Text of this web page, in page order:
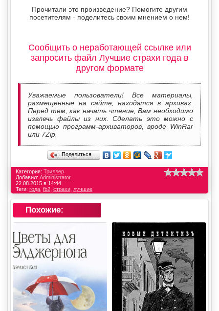
Прочитали это произведение? Помогите другим
посетителям - поделитесь своим мнением о нем!
Сообщить о неработающей ссылке или
запросить файл Лучшие страхи года в
другом формате
Уважаемые пользователи! Все материалы,
размещенные на сайте, находятся в архивах.
Перед тем, как начать чтение, Вам необходимо
извлечь файлы из них. Сделать это можно с
помощью программ-архиваторов, вроде WinRar
или 7Zip.
Поделиться…
Категория: Триллер
Добавил: Administrator
22.08.2015 в 14:44
Теги: года fb2 страхи лучшие
Похожие: